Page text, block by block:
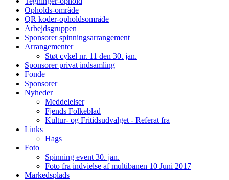
Opholds-område
QR koder-opholdsområde
Arbejdsgruppen
Sponsorer spinningsarrangement
Arrangementer
Støt cykel nr. 11 den 30. jan.
Sponsorer privat indsamling
Fonde
Sponsorer
Nyheder
Meddelelser
Fjends Folkeblad
Kultur- og Fritidsudvalget - Referat fra
Links
Hags
Foto
Spinning event 30. jan.
Foto fra indvielse af multibanen 10 Juni 2017
Markedsplads